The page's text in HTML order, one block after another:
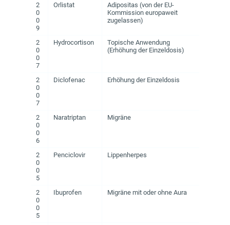
2
0
0
9
Orlistat
Adipositas (von der EU-
Kommission europaweit
zugelassen)
2
0
0
7
Hydrocortison
Topische Anwendung
(Erhöhung der Einzeldosis)
2
0
0
7
Diclofenac Erhöhung der Einzeldosis
2
0
0
6
Naratriptan Migräne
2
0
0
5
Penciclovir Lippenherpes
2
0
0
5
Ibuprofen Migräne mit oder ohne Aura